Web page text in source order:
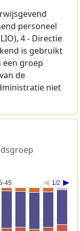
personeel
4 - Directie
is gebruikt
een groep
de
niet
45 1/2